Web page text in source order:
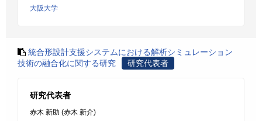
大阪大学
統合形設計支援システムにおける解析シミュレーション
技術の融合化に関する研究
研究代表者
研究代表者
赤木 新助 (赤木 新介)